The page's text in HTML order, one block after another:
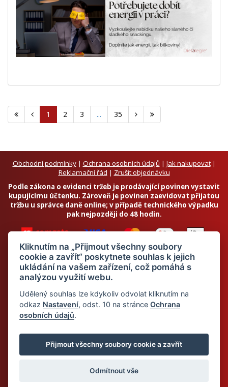
1 2 3 ... 35
Obchodní podmínky| Ochrana osobních údajů | Jak nakupovat|
Reklamační řád | Zrušit objednávku
Podle zákona o evidenci tržeb je prodávající povinen vystavit
kupujícímu účtenku. Zároveň je povinen zaevidovat přijatou
tržbu u správce daně online; v případě technického výpadku
pak nejpozději do 48 hodin.
Chci odebírat newsletter
© 2026 Dietalegre - bílkovinná dieta pro zdravé hubnutí
Kliknutím na „Přijmout všechny soubory
cookie a zavřít“ poskytnete souhlas k jejich
ukládání na vašem zařízení, což pomáhá s
analýzou využití webu.
Udělený souhlas lze kdykoliv odvolat kliknutím na
odkaz Nastavení, odst. 10 na stránceOchrana
osobních údajů.
Přijmout všechny soubory cookie a zavřít
Odmítnout vše